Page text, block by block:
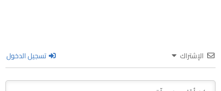
الإشتراك تسجيل الدخول